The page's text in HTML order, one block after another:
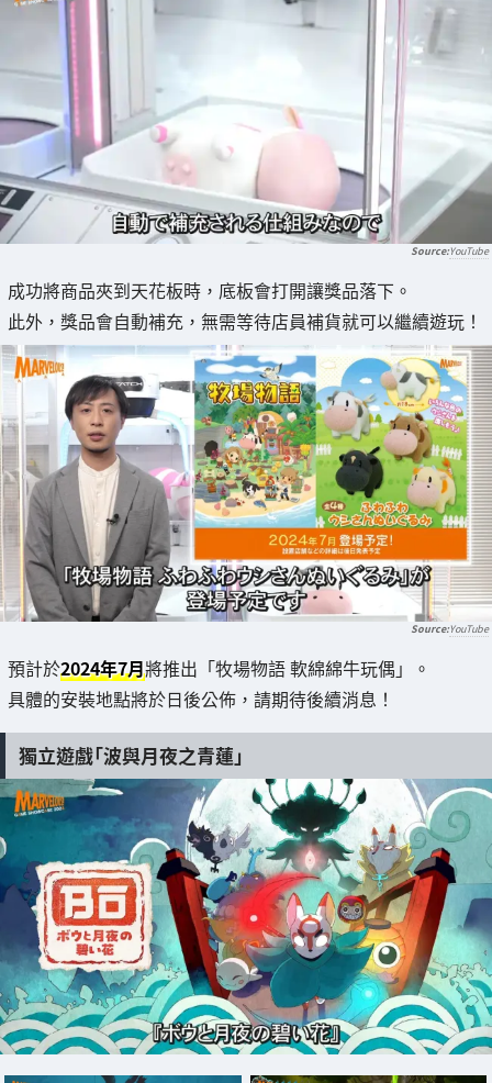
YouTube
成功將商品夾到天花板時，底板會打開讓獎品落下。
此外，獎品會自動補充，無需等待店員補貨就可以繼續遊玩！
YouTube
預計於2024年7月將推出「牧場物語 軟綿綿牛玩偶」。
具體的安裝地點將於日後公佈，請期待後續消息！
獨立遊戲「波與月夜之青蓮」